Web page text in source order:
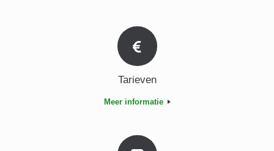
Tarieven
Meer informatie